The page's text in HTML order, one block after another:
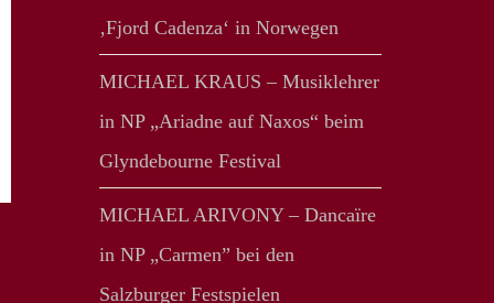
‚Fjord Cadenza‘ in Norwegen
MICHAEL KRAUS – Musiklehrer
in NP „Ariadne auf Naxos“ beim
Glyndebourne Festival
MICHAEL ARIVONY – Dancaïre
in NP „Carmen” bei den
Salzburger Festspielen